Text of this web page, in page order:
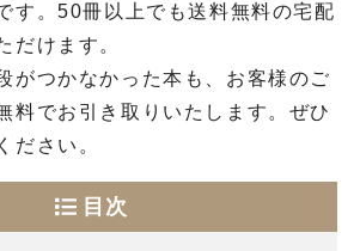
す。50冊以上でも送料無料の宅配
だけます。
がつかなかった本も、お客様のご
料でお引き取りいたします。ぜひ
ださい。
目次